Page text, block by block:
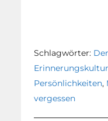
Schlagwörter:
Persönlichkeiten,
vergessen